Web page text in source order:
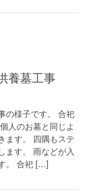
の様子です。 合祀
人のお墓と同じよ
ます。 四隅もステ
ます。 雨などが入
。 合祀 […]